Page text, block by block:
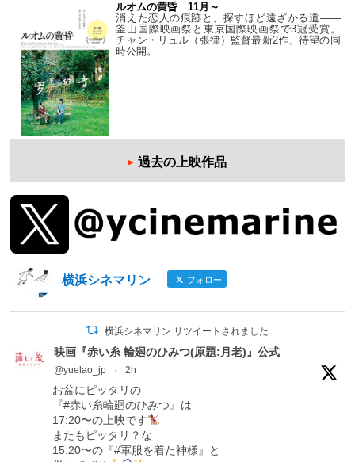
ルオムの黄昏 11月～
消えた恋人の痕跡と、探すほど遠ざかる道——
釜山国際映画祭と東京国際映画祭で3冠受賞。
チャン・リュル（張律）監督最新2作、待望の同
時公開。
過去の上映作品
横浜シネマリン フォロー
横浜シネマリン リツイートされました
映画『赤い糸 輪廻のひみつ(原題:月老)』公式
@yuelao_jp · 2h
お盆にピッタリの
『#赤い糸輪廻のひみつ』は
17:20〜の上映です
またもピッタリ？な
15:20〜の『#軍服を着た神様』と